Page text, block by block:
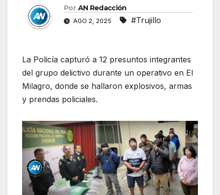
Por AN Redacción
AGO 2, 2025 #Trujillo
La Policía capturó a 12 presuntos integrantes
del grupo delictivo durante un operativo en El
Milagro, donde se hallaron explosivos, armas
y prendas policiales.